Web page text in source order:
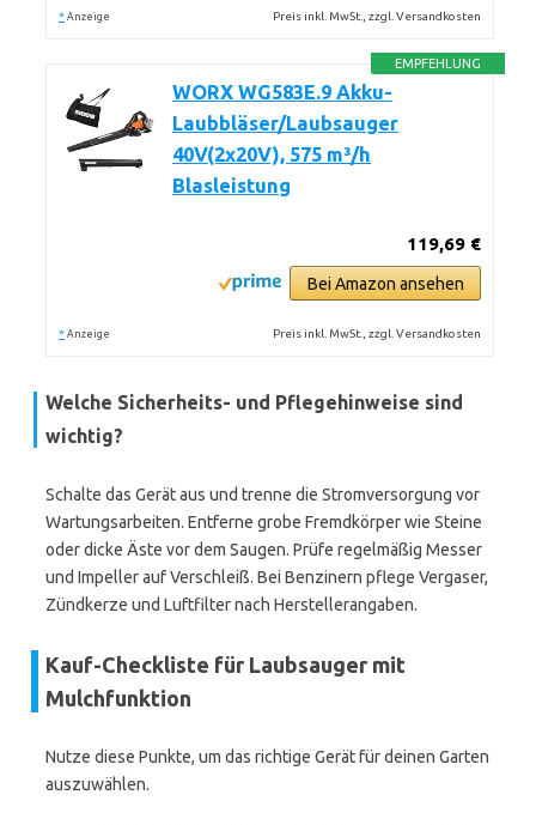
* Anzeige Preis inkl. MwSt., zzgl. Versandkosten
EMPFEHLUNG
WORX WG583E.9 Akku-
Laubbläser/Laubsauger
40V(2x20V), 575 m³/h
Blasleistung
119,69 €
Bei Amazon ansehen
* Anzeige Preis inkl. MwSt., zzgl. Versandkosten
Welche Sicherheits- und Pflegehinweise sind
wichtig?
Schalte das Gerät aus und trenne die Stromversorgung vor
Wartungsarbeiten. Entferne grobe Fremdkörper wie Steine
oder dicke Äste vor dem Saugen. Prüfe regelmäßig Messer
und Impeller auf Verschleiß. Bei Benzinern pflege Vergaser,
Zündkerze und Luftfilter nach Herstellerangaben.
Kauf-Checkliste für Laubsauger mit
Mulchfunktion
Nutze diese Punkte, um das richtige Gerät für deinen Garten
auszuwählen.